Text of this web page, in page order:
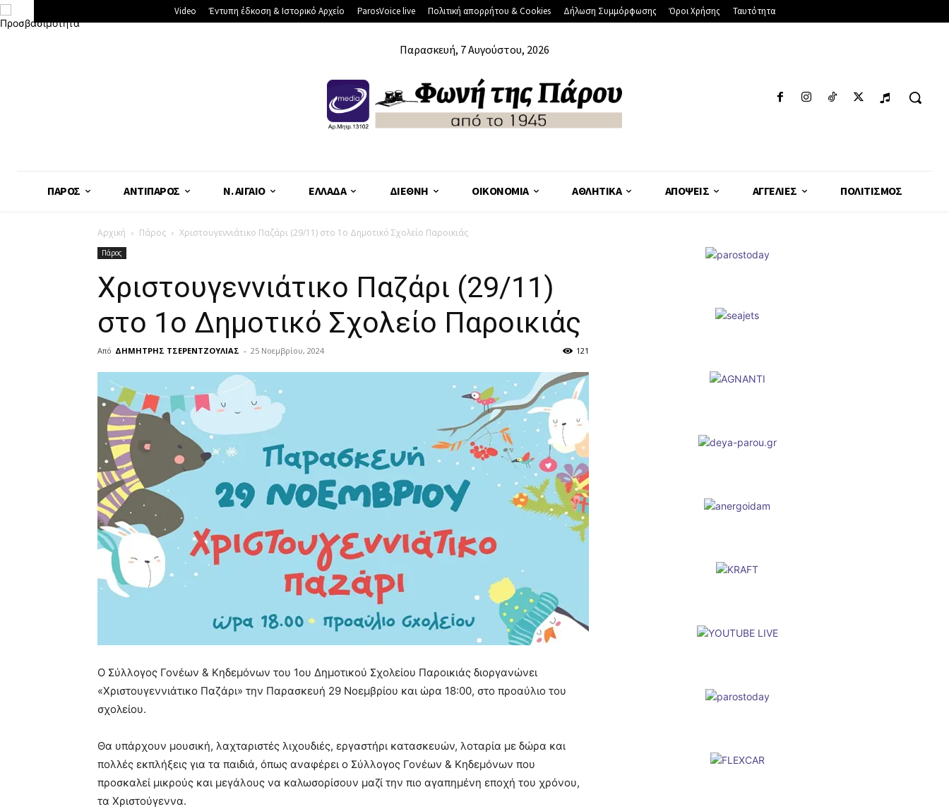
Video Έντυπη έδκοση & Ιστορικό Αρχείο ParosVoice live Πολιτική απορρήτου & Cookies Δήλωση Συμμόρφωσης Όροι Χρήσης Ταυτότητα
Παρασκευή, 7 Αυγούστου, 2026
ΠΆΡΟΣ ΑΝΤΊΠΑΡΟΣ Ν. ΑΙΓΑΊΟ ΕΛΛΆΔΑ ΔΙΕΘΝΉ ΟΙΚΟΝΟΜΊΑ ΑΘΛΗΤΙΚΆ ΑΠΌΨΕΙΣ ΑΓΓΕΛΊΕΣ ΠΟΛΙΤΙΣΜΌΣ
Αρχική Πάρος Χριστουγεννιάτικο Παζάρι (29/11) στο 1ο Δημοτικό Σχολείο Παροικιάς
Πάρος
Χριστουγεννιάτικο Παζάρι (29/11)
στο 1ο Δημοτικό Σχολείο Παροικιάς
Από ΔΗΜΗΤΡΗΣ ΤΣΕΡΕΝΤΖΟΥΛΙΑΣ - 25 Νοεμβρίου, 2024 121
Ο Σύλλογος Γονέων & Κηδεμόνων του 1ου Δημοτικού Σχολείου Παροικιάς διοργανώνει
«Χριστουγεννιάτικο Παζάρι» την Παρασκευή 29 Νοεμβρίου και ώρα 18:00, στο προαύλιο του
σχολείου.
Θα υπάρχουν μουσική, λαχταριστές λιχουδιές, εργαστήρι κατασκευών, λοταρία με δώρα και
πολλές εκπλήξεις για τα παιδιά, όπως αναφέρει ο Σύλλογος Γονέων & Κηδεμόνων που
προσκαλεί μικρούς και μεγάλους να καλωσορίσουν μαζί την πιο αγαπημένη εποχή του χρόνου,
τα Χριστούγεννα.